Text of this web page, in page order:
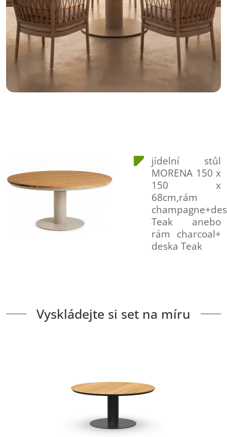
jídelní stůl
MORENA 150 x
150 x
68cm,rám
Teak anebo
rám charcoal+
deska Teak
Vyskládejte si set na míru